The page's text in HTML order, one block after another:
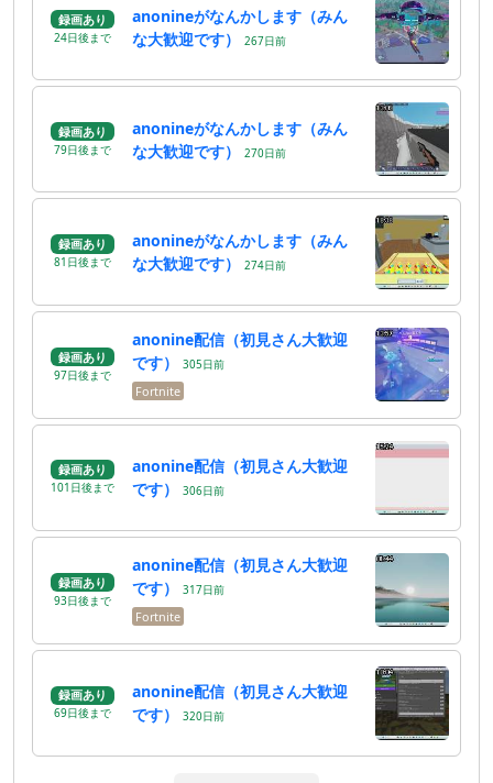
録画あり
24日後 まで
anonineがなんかします（みん
な大歓迎です）
267日前
録画あり
79日後 まで
anonineがなんかします（みん
な大歓迎です）
270日前
録画あり
81 日後 まで
anonineがなんかします（みん
な大歓迎です）
274日前
録画あり
97日後 まで
anonine配信（初見さん大歓迎
です）
305日前
Fortnite
録画あり
101 日後 まで
anonine配信（初見さん大歓迎
です）
306日前
録画あり
93日後 まで
anonine配信（初見さん大歓迎
です）
317日前
Fortnite
録画あり
69日後 まで
anonine配信（初見さん大歓迎
です）
320日前